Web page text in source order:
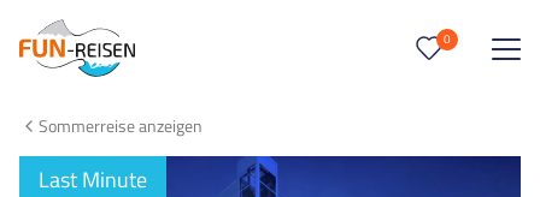
0
Keine Reisen auf der Merkliste
Sommerreise anzeigen
Last Minute